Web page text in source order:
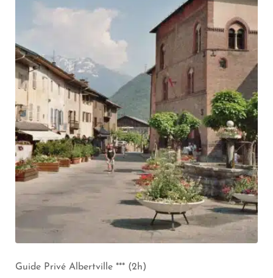
Guide Privé Albertville *** (2h)